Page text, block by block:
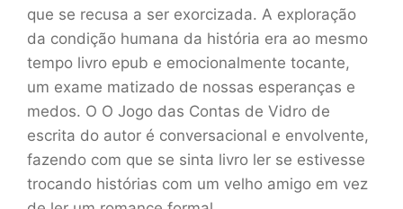
que se recusa a ser exorcizada. A exploração
da condição humana da história era ao mesmo
tempo livro epub e emocionalmente tocante,
um exame matizado de nossas esperanças e
medos. O O Jogo das Contas de Vidro de
escrita do autor é conversacional e envolvente,
fazendo com que se sinta livro ler se estivesse
trocando histórias com um velho amigo em vez